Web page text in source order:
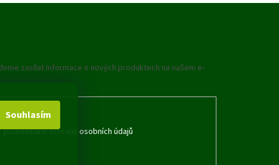
Souhlasím
zasílat informace o nových produktech na našem e-
podmínkami ochrany osobních údajů